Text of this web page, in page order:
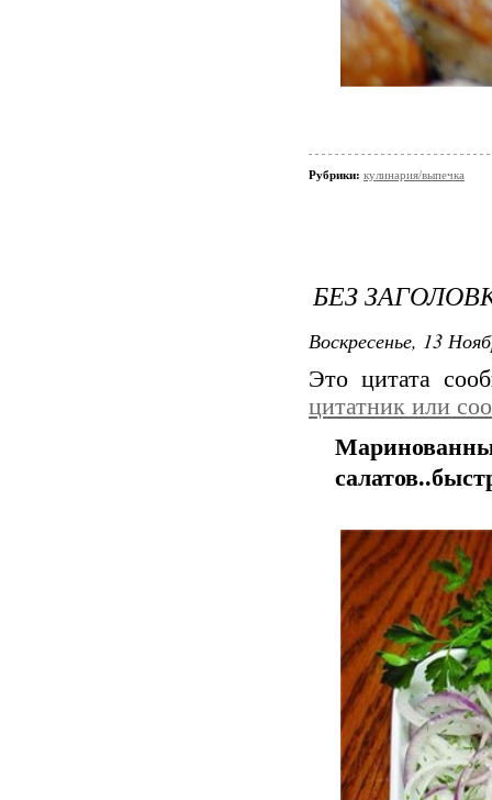
Рубрики: кулинария/выпечка
БЕЗ
Воскресенье, 13
Это цитата
цитатник или